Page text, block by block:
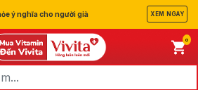
ý nghĩa cho người già XEM NGAY
0